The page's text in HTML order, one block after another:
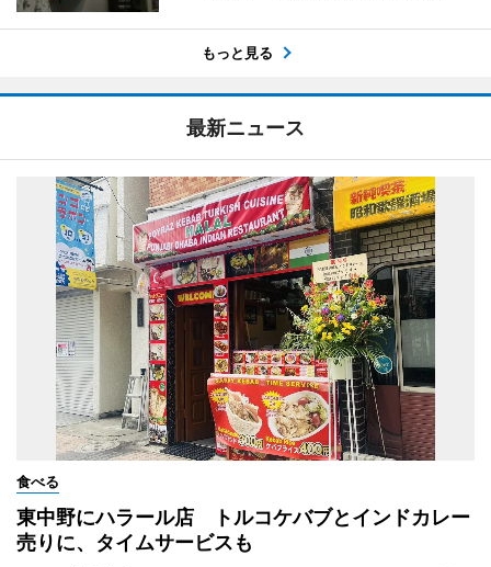
もっと見る
最新ニュース
食べる
東中野にハラール店 トルコケバブとインドカレー
売りに、タイムサービスも